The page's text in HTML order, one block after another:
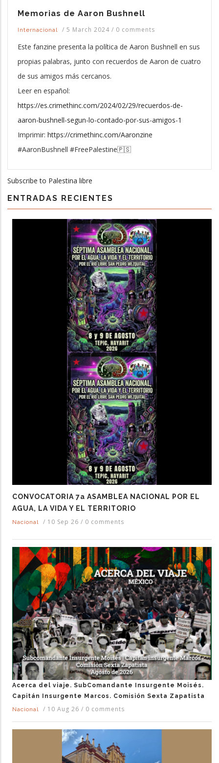
Memorias de Aaron Bushnell
Internacional / 5 March 2024 / 0 comments
Este fanzine presenta la política de Aaron Bushnell en sus
propias palabras, junto con recuerdos de Aaron de cuatro
de sus amigos más cercanos.
Leer en español:
https://es.crimethinc.com/2024/02/29/recuerdos-de-
aaron-bushnell-segun-lo-contado-por-sus-amigos-1
Imprimir: https://crimethinc.com/Aaronzine
#AaronBushnell #FreePalestine🇵🇸
Subscribe to Palestina libre
ENTRADAS RECIENTES
CONVOCATORIA 7a ASAMBLEA NACIONAL POR EL
AGUA, LA VIDA Y EL TERRITORIO
Nacional / 10 Sep 26 / 0 comments
Acerca del viaje. SubComandante Insurgente Moisés.
Capitán Insurgente Marcos. Comisión Sexta Zapatista
Nacional
/ 10 Aug 26 / 0 comments